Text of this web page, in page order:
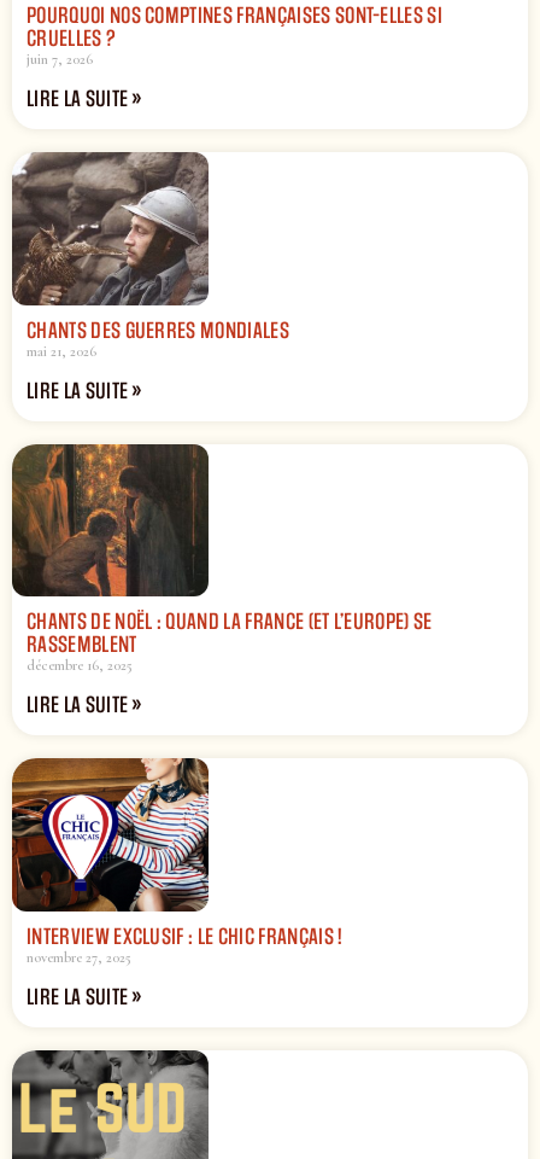
POURQUOI NOS COMPTINES FRANÇAISES SONT-ELLES SI
CRUELLES ?
juin 7, 2026
LIRE LA SUITE »
CHANTS DES GUERRES MONDIALES
mai 21, 2026
LIRE LA SUITE »
CHANTS DE NOËL : QUAND LA FRANCE (ET L’EUROPE) SE
RASSEMBLENT
décembre 16, 2025
LIRE LA SUITE »
INTERVIEW EXCLUSIF : LE CHIC FRANÇAIS !
novembre 27, 2025
LIRE LA SUITE »